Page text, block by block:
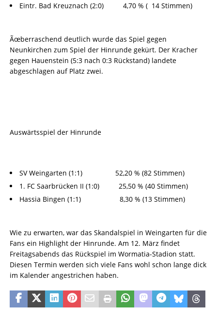
Eintr. Bad Kreuznach (2:0) 4,70 % ( 14 Stimmen)
Ãœberraschend deutlich wurde das Spiel gegen
Neunkirchen zum Spiel der Hinrunde gekürt. Der Kracher
gegen Hauenstein (5:3 nach 0:3 Rückstand) landete
abgeschlagen auf Platz zwei.
Auswärtsspiel der Hinrunde
SV Weingarten (1:1) 52,20 % (82 Stimmen)
1. FC Saarbrücken II (1:0) 25,50 % (40 Stimmen)
Hassia Bingen (1:1) 8,30 % (13 Stimmen)
Wie zu erwarten, war das Skandalspiel in Weingarten für die
Fans ein Highlight der Hinrunde. Am 12. März findet
Freitagsabends das Rückspiel im Wormatia-Stadion statt.
Diesen Termin werden sich viele Fans wohl schon lange dick
im Kalender angestrichen haben.